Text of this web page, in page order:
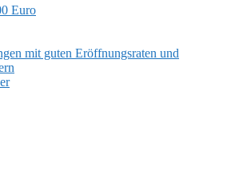
Euro
mit guten Eröffnungsraten und